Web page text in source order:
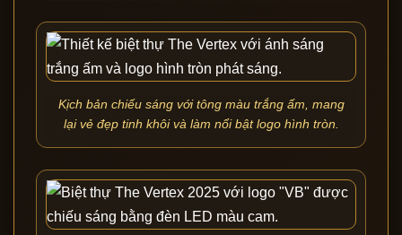
Kịch bản chiếu sáng với tông màu trắng ấm, mang
lại vẻ đẹp tinh khôi và làm nổi bật logo hình tròn.